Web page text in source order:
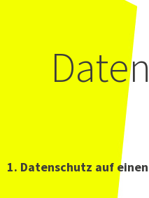
1. Datenschutz auf